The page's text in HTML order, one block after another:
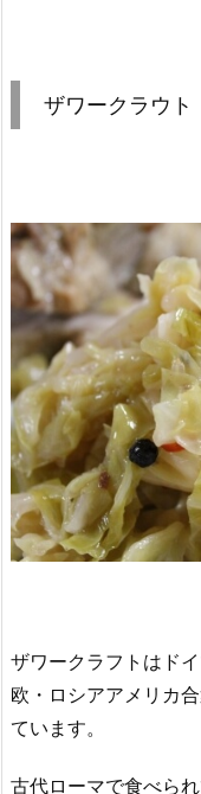
ザワークラウト
ザワークラフトはド
欧・ロシアアメリカ
ています。
古代ローマで食べら